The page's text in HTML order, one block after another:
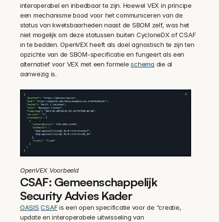
interoperabel en inbedbaar te zijn. Hoewel VEX in principe
een mechanisme bood voor het communiceren van de
status van kwetsbaarheden naast de SBOM zelf, was het
niet mogelijk om deze statussen buiten CycloneDX of CSAF
in te bedden. OpenVEX heeft als doel agnostisch te zijn ten
opzichte van de SBOM-specificatie en fungeert als een
alternatief voor VEX met een formele schema die al
aanwezig is.
OpenVEX Voorbeeld
CSAF: Gemeenschappelijk
Security Advies Kader
OASIS CSAF is een open specificatie voor de “creatie,
update en interoperabele uitwisseling van